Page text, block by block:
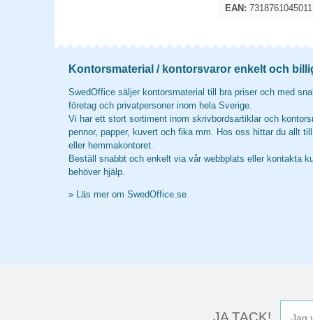
EAN: 7318761045011
Kontorsmaterial / kontorsvaror enkelt och
SwedOffice säljer kontorsmaterial till bra priser och med
företag och privatpersoner inom hela Sverige.
Vi har ett stort sortiment inom skrivbordsartiklar och
pennor, papper, kuvert och fika mm. Hos oss hittar du allt
eller hemmakontoret.
Beställ snabbt och enkelt via vår webbplats eller kontakta
behöver hjälp.
» Läs mer om SwedOffice.se
JA TACK!